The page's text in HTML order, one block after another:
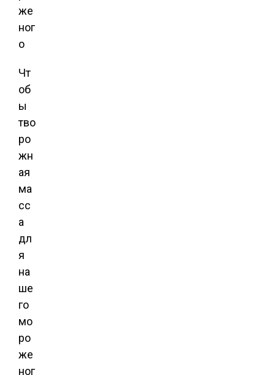
Чт
об
ы
тво
ро
жн
ая
ма
сс
а
дл
я
на
ше
го
мо
ро
же
ног